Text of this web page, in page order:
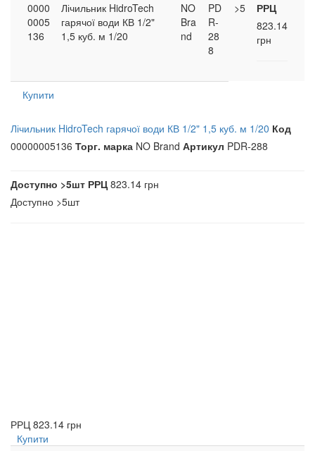
0000
0005
136
Лічильник HidroTech
гарячої води КВ 1/2"
1,5 куб. м 1/20
NO
Bra
nd
PD
R-
28
8
>5
РРЦ
823.14
грн
Купити
Лічильник HidroTech гарячої води КВ 1/2" 1,5 куб. м 1/20 Код
00000005136 Торг. марка NO Brand Артикул PDR-288
Доступно >5шт РРЦ823.14 грн
Доступно >5шт
РРЦ 823.14 грн
Купити